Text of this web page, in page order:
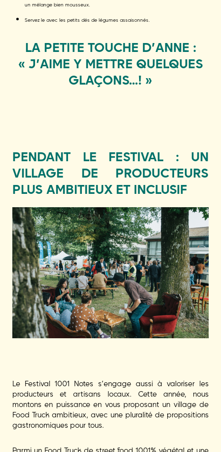
un mélange bien mousseux.
Servez le avec les petits dés de légumes assaisonnés.
LA PETITE TOUCHE D’ANNE :
« J’AIME Y METTRE QUELQUES
GLAÇONS…! »
PENDANT LE FESTIVAL : UN
VILLAGE DE PRODUCTEURS
PLUS AMBITIEUX ET INCLUSIF
Le Festival 1001 Notes s’engage aussi à valoriser les
producteurs et artisans locaux. Cette année, nous
montons en puissance en vous proposant un village de
Food Truck ambitieux, avec une pluralité de propositions
gastronomiques pour tous.